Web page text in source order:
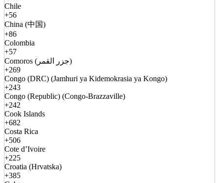
Chile
+56
China (中国)
+86
Colombia
+57
Comoros (جزر القمر)
+269
Congo (DRC) (Jamhuri ya Kidemokrasia ya Kongo)
+243
Congo (Republic) (Congo-Brazzaville)
+242
Cook Islands
+682
Costa Rica
+506
Cote d’Ivoire
+225
Croatia (Hrvatska)
+385